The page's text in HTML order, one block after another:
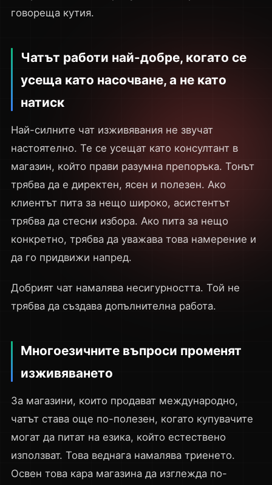
говореща кутия.
Чатът работи най-добре, когато се
усеща като насочване, а не като
натиск
Най-силните чат изживявания не звучат
настоятелно. Те се усещат като консултант в
магазин, който прави разумна препоръка. Тонът
трябва да е директен, ясен и полезен. Ако
клиентът пита за нещо широко, асистентът
трябва да стесни избора. Ако пита за нещо
конкретно, трябва да уважава това намерение и
да го придвижи напред.
Добрият чат намалява несигурността. Той не
трябва да създава допълнителна работа.
Многоезичните въпроси променят
изживяването
За магазини, които продават международно,
чатът става още по-полезен, когато купувачите
могат да питат на езика, който естествено
използват. Това веднага намалява триенето.
Освен това кара магазина да изглежда по-